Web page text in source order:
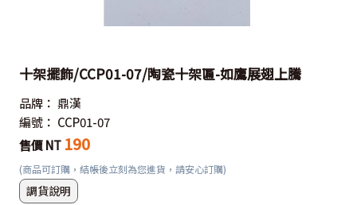
十架擺飾/CCP01-07/陶瓷十架匾-如鷹展翅上騰
品牌： 鼎漢
編號： CCP01-07
售價 NT 190
(商品可訂購，結帳後立刻為您進貨，請安心訂購)
調貨說明